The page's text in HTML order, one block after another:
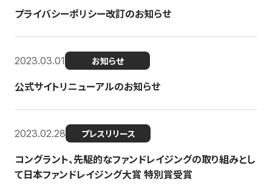
プライバシーポリシー改訂のお知らせ
2023.03.01 お知らせ
公式サイトリニューアルのお知らせ
2023.02.28 プレスリリース
コングラント、先駆的なファンドレイジングの取り組みとし
て日本ファンドレイジング大賞 特別賞受賞